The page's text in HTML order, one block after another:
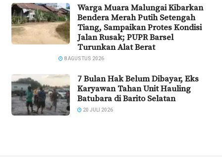
Warga Muara Malungai Kibarkan
Bendera Merah Putih Setengah
Tiang, Sampaikan Protes Kondisi
Jalan Rusak; PUPR Barsel
Turunkan Alat Berat
8 AGUSTUS 2026
7 Bulan Hak Belum Dibayar, Eks
Karyawan Tahan Unit Hauling
Batubara di Barito Selatan
20 JULI 2026